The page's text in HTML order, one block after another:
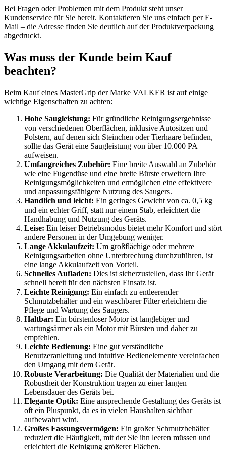
Bei Fragen oder Problemen mit dem Produkt steht unser
Kundenservice für Sie bereit. Kontaktieren Sie uns einfach per E-
Mail – die Adresse finden Sie deutlich auf der Produktverpackung
abgedruckt.
Was muss der Kunde beim Kauf
beachten?
Beim Kauf eines MasterGrip der Marke VALKER ist auf einige
wichtige Eigenschaften zu achten:
Hohe Saugleistung: Für gründliche Reinigungsergebnisse
von verschiedenen Oberflächen, inklusive Autositzen und
Polstern, auf denen sich Steinchen oder Tierhaare befinden,
sollte das Gerät eine Saugleistung von über 10.000 PA
aufweisen.
Umfangreiches Zubehör: Eine breite Auswahl an Zubehör
wie eine Fugendüse und eine breite Bürste erweitern Ihre
Reinigungsmöglichkeiten und ermöglichen eine effektivere
und anpassungsfähigere Nutzung des Saugers.
Handlich und leicht: Ein geringes Gewicht von ca. 0,5 kg
und ein echter Griff, statt nur einem Stab, erleichtert die
Handhabung und Nutzung des Geräts.
Leise: Ein leiser Betriebsmodus bietet mehr Komfort und stört
andere Personen in der Umgebung weniger.
Lange Akkulaufzeit: Um großflächige oder mehrere
Reinigungsarbeiten ohne Unterbrechung durchzuführen, ist
eine lange Akkulaufzeit von Vorteil.
Schnelles Aufladen: Dies ist sicherzustellen, dass Ihr Gerät
schnell bereit für den nächsten Einsatz ist.
Leichte Reinigung: Ein einfach zu entleerender
Schmutzbehälter und ein waschbarer Filter erleichtern die
Pflege und Wartung des Saugers.
Haltbar: Ein bürstenloser Motor ist langlebiger und
wartungsärmer als ein Motor mit Bürsten und daher zu
empfehlen.
Leichte Bedienung: Eine gut verständliche
Benutzeranleitung und intuitive Bedienelemente vereinfachen
den Umgang mit dem Gerät.
Robuste Verarbeitung: Die Qualität der Materialien und die
Robustheit der Konstruktion tragen zu einer langen
Lebensdauer des Geräts bei.
Elegante Optik: Eine ansprechende Gestaltung des Geräts ist
oft ein Pluspunkt, da es in vielen Haushalten sichtbar
aufbewahrt wird.
Großes Fassungsvermögen: Ein großer Schmutzbehälter
reduziert die Häufigkeit, mit der Sie ihn leeren müssen und
erleichtert die Reinigung größerer Flächen.